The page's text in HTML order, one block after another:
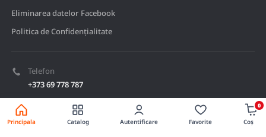
Telefon
+373 69 778 787
Mun. Ungheni, str. Lacului 3
Eliminarea datelor Facebook
Politica de Confidențialitate
Principala Catalog Autentificare Favorite
0
Coș